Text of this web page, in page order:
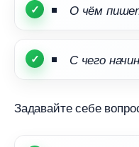
О чём
С чего
Задавайте себе